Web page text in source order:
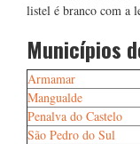
listel é branco com a
Municípios
Armamar
Mangualde
Penalva do Castelo
São Pedro do Sul